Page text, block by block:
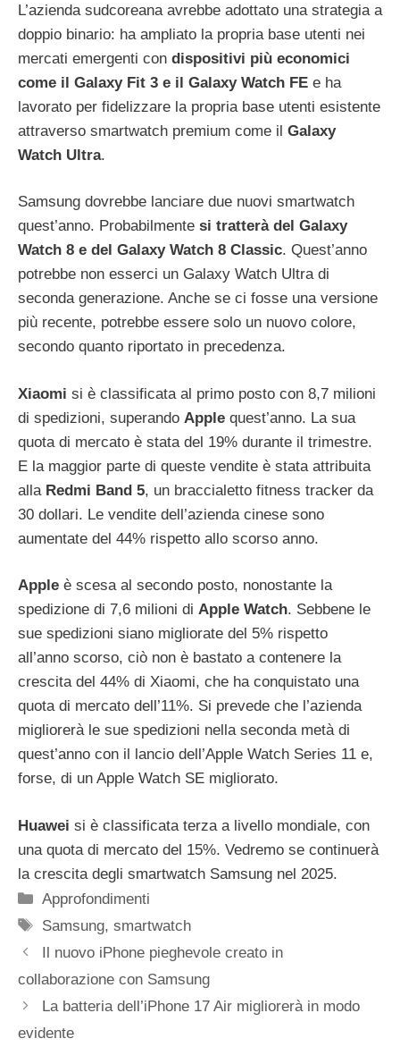
L’azienda sudcoreana avrebbe adottato una strategia a
doppio binario: ha ampliato la propria base utenti nei
mercati emergenti con dispositivi più economici
come il Galaxy Fit 3 e il Galaxy Watch FE e ha
lavorato per fidelizzare la propria base utenti esistente
attraverso smartwatch premium come il Galaxy
Watch Ultra.
Samsung dovrebbe lanciare due nuovi smartwatch
quest’anno. Probabilmente si tratterà del Galaxy
Watch 8 e del Galaxy Watch 8 Classic. Quest’anno
potrebbe non esserci un Galaxy Watch Ultra di
seconda generazione. Anche se ci fosse una versione
più recente, potrebbe essere solo un nuovo colore,
secondo quanto riportato in precedenza.
Xiaomi si è classificata al primo posto con 8,7 milioni
di spedizioni, superando Apple quest’anno. La sua
quota di mercato è stata del 19% durante il trimestre.
E la maggior parte di queste vendite è stata attribuita
alla Redmi Band 5, un braccialetto fitness tracker da
30 dollari. Le vendite dell’azienda cinese sono
aumentate del 44% rispetto allo scorso anno.
Apple è scesa al secondo posto, nonostante la
spedizione di 7,6 milioni di Apple Watch. Sebbene le
sue spedizioni siano migliorate del 5% rispetto
all’anno scorso, ciò non è bastato a contenere la
crescita del 44% di Xiaomi, che ha conquistato una
quota di mercato dell’11%. Si prevede che l’azienda
migliorerà le sue spedizioni nella seconda metà di
quest’anno con il lancio dell’Apple Watch Series 11 e,
forse, di un Apple Watch SE migliorato.
Huawei si è classificata terza a livello mondiale, con
una quota di mercato del 15%. Vedremo se continuerà
la crescita degli smartwatch Samsung nel 2025.
Categorie
Approfondimenti
Tag
Samsung,smartwatch
Il nuovo iPhone pieghevole creato in
collaborazione con Samsung
La batteria dell’iPhone 17 Air migliorerà in modo
evidente